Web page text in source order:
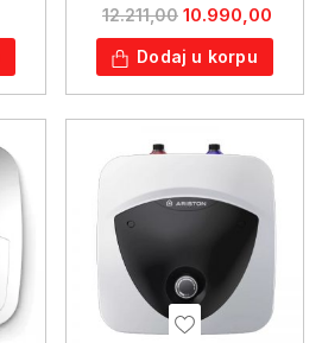
12.211,00 10.990,00
Dodaj u korpu